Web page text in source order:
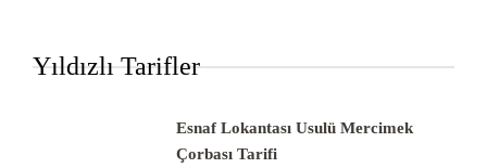
Yıldızlı Tarifler
Esnaf Lokantası Usulü Mercimek
Çorbası Tarifi